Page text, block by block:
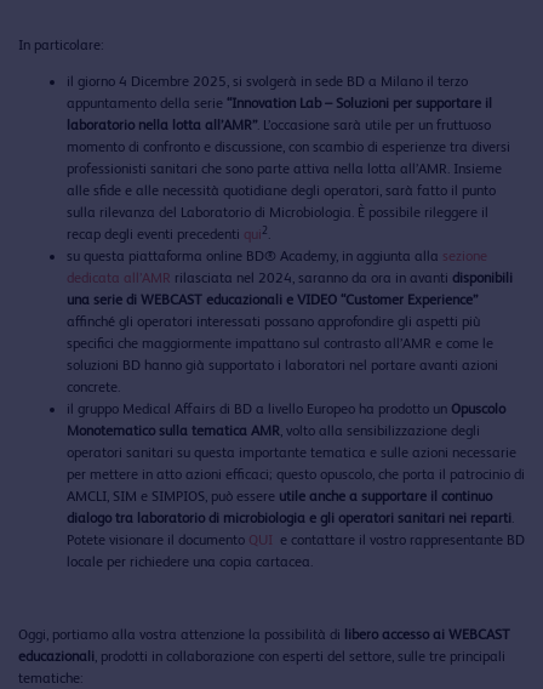
In particolare:
il giorno 4 Dicembre 2025, si svolgerà in sede BD a Milano il terzo
appuntamento della serie “Innovation Lab – Soluzioni per supportare il
laboratorio nella lotta all’AMR”. L’occasione sarà utile per un fruttuoso
momento di confronto e discussione, con scambio di esperienze tra diversi
professionisti sanitari che sono parte attiva nella lotta all’AMR. Insieme
alle sfide e alle necessità quotidiane degli operatori, sarà fatto il punto
sulla rilevanza del Laboratorio di Microbiologia. È possibile rileggere il
recap degli eventi precedenti qui 2 .
su questa piattaforma online BD® Academy, in aggiunta alla sezione
dedicata all’AMR rilasciata nel 2024, saranno da ora in avanti disponibili
una serie di WEBCAST educazionali e VIDEO “Customer Experience”
affinché gli operatori interessati possano approfondire gli aspetti più
specifici che maggiormente impattano sul contrasto all’AMR e come le
soluzioni BD hanno già supportato i laboratori nel portare avanti azioni
concrete.
il gruppo Medical Affairs di BD a livello Europeo ha prodotto un Opuscolo
Monotematico sulla tematica AMR, volto alla sensibilizzazione degli
operatori sanitari su questa importante tematica e sulle azioni necessarie
per mettere in atto azioni efficaci; questo opuscolo, che porta il patrocinio di
AMCLI, SIM e SIMPIOS, può essere utile anche a supportare il continuo
dialogo tra laboratorio di microbiologia e gli operatori sanitari nei reparti.
Potete visionare il documento QUI e contattare il vostro rappresentante BD
locale per richiedere una copia cartacea.
Oggi, portiamo alla vostra attenzione la possibilità di libero accesso ai WEBCAST
educazionali, prodotti in collaborazione con esperti del settore, sulle tre principali
tematiche: